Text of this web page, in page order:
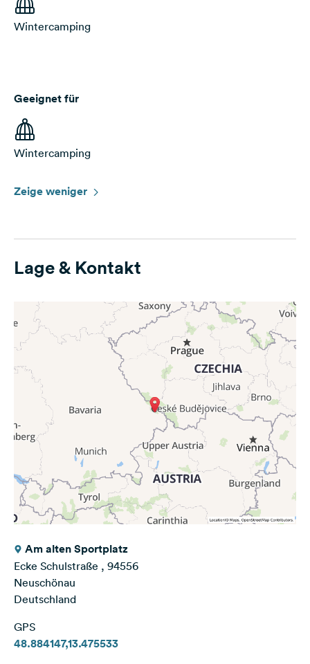
Wintercamping
Geeignet für
Wintercamping
Zeige weniger
Lage & Kontakt
Am alten Sportplatz
Ecke Schulstraße , 94556
Neuschönau
Deutschland
GPS
48.884147,13.475533